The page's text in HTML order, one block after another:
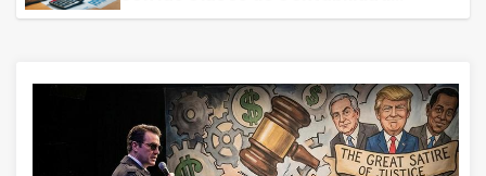
Financiera 1